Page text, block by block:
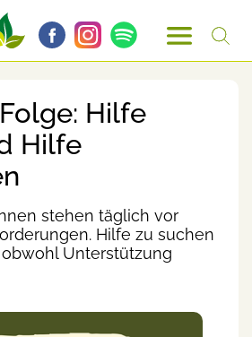
Hilfe
Hilfe
stehen täglich vor
Hilfe zu suchen
Unterstützung